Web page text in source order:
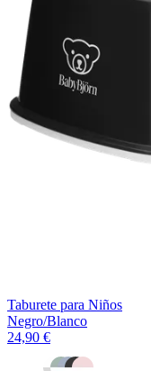
Taburete para Niños
Negro/Blanco
24,90 €